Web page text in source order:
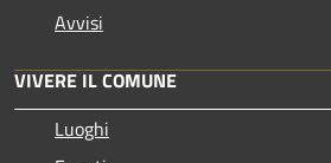
Avvisi
VIVERE IL COMUNE
Luoghi